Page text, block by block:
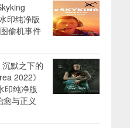
印纯净版
偷机事件
默之下的
2022》
印纯净版
愈与正义